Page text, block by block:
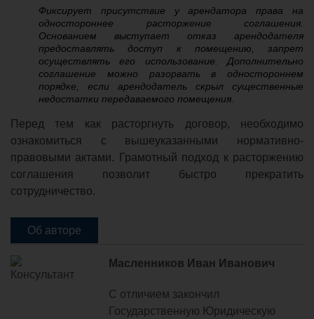
Фиксирует присутствие у арендатора права на
одностороннее расторжение соглашения.
Основанием выступает отказ арендодателя
предоставлять доступ к помещению, запрет
осуществлять его использование. Дополнительно
соглашение можно разорвать в одностороннем
порядке, если арендодатель скрыл существенные
недостатки передаваемого помещения.
Перед тем как расторгнуть договор, необходимо
ознакомиться с вышеуказанными нормативно-
правовыми актами. Грамотный подход к расторжению
соглашения позволит быстро прекратить
сотрудничество.
Об авторе
Масленников Иван Иванович
С отличием закончил
Государственную Юридическую